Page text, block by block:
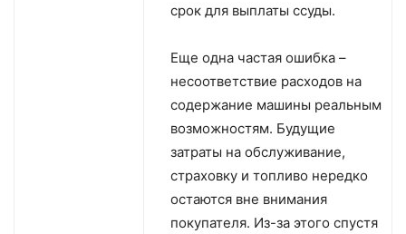
срок для выплаты ссуды.
Еще одна частая ошибка –
несоответствие расходов на
содержание машины реальным
возможностям. Будущие
затраты на обслуживание,
страховку и топливо нередко
остаются вне внимания
покупателя. Из-за этого спустя